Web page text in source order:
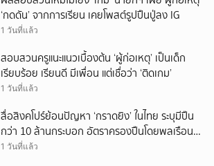
‘กดดัน’ จากการเรียน เคยโพสต์รูปปืนปู่ลง IG
1 วันที่แล้ว
สอบสวนครูแนะแนวเบื้องต้น ‘ผู้ก่อเหตุ’ เป็นเด็ก
เรียบร้อย เรียนดี มีเพื่อน แต่เชื่อว่า ‘ติดเกม’
1 วันที่แล้ว
สื่อสิงคโปร์ย้อนปัญหา ‘กราดยิง’ ในไทย ระบุมีปืน
กว่า 10 ล้านกระบอก อัตราครองปืนโดยพลเรือน
สูงที่สุดในภูมิภาค
1 วันที่แล้ว